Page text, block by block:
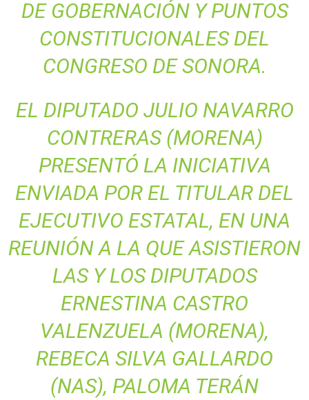
DE GOBERNACIÓN Y PUNTOS
CONSTITUCIONALES DEL
CONGRESO DE SONORA.
EL DIPUTADO JULIO NAVARRO
CONTRERAS (MORENA)
PRESENTÓ LA INICIATIVA
ENVIADA POR EL TITULAR DEL
EJECUTIVO ESTATAL, EN UNA
REUNIÓN A LA QUE ASISTIERON
LAS Y LOS DIPUTADOS
ERNESTINA CASTRO
VALENZUELA (MORENA),
REBECA SILVA GALLARDO
(NAS), PALOMA TERÁN